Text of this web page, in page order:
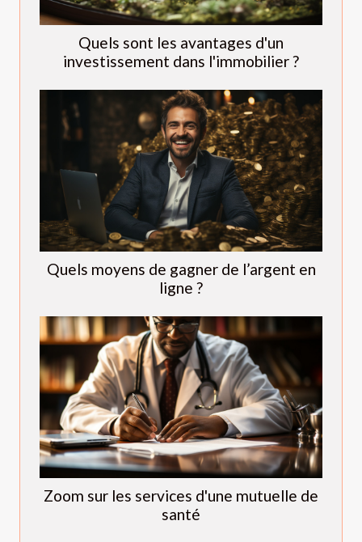
Quels sont les avantages d'un
investissement dans l'immobilier ?
Quels moyens de gagner de l’argent en
ligne ?
Zoom sur les services d'une mutuelle de
santé